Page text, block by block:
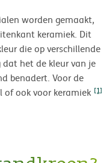
worden gemaakt,
keramiek. Dit
die op verschillende
het de kleur van je
benadert. Voor de
ook voor keramiek [1]